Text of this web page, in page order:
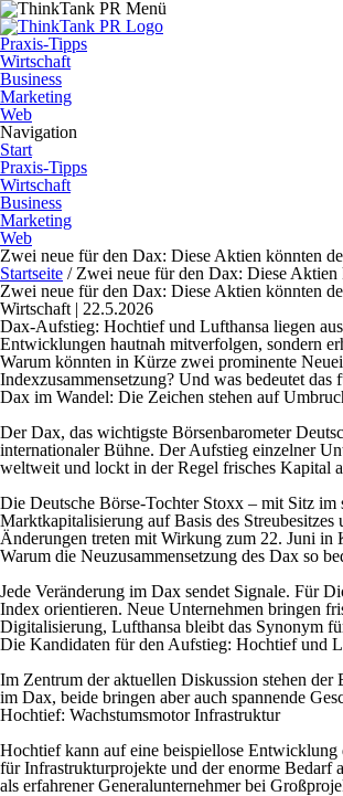
Praxis-Tipps
Wirtschaft
Business
Marketing
Web
Navigation
Start
Praxis-Tipps
Wirtschaft
Business
Marketing
Web
Zwei neue für den Dax: Diese Aktien könnten
Startseite / Zwei neue für den Dax: Diese Aktien
Zwei neue für den Dax: Diese Aktien könnten
Wirtschaft | 22.5.2026
Dax-Aufstieg: Hochtief und Lufthansa liegen
Entwicklungen hautnah mitverfolgen, sondern
Warum könnten in Kürze zwei prominente
Indexzusammensetzung? Und was bedeutet
Dax im Wandel: Die Zeichen stehen auf
Der Dax, das wichtigste Börsenbarometer
internationaler Bühne. Der Aufstieg einzelner
weltweit und lockt in der Regel frisches Kapital
Die Deutsche Börse-Tochter Stoxx – mit Sitz
Marktkapitalisierung auf Basis des
Änderungen treten mit Wirkung zum 22. Juni in
Warum die Neuzusammensetzung des Dax so
Jede Veränderung im Dax sendet Signale. Für
Index orientieren. Neue Unternehmen bringen
Digitalisierung, Lufthansa bleibt das Synonym
Die Kandidaten für den Aufstieg: Hochtief und
Im Zentrum der aktuellen Diskussion stehen
im Dax, beide bringen aber auch spannende
Hochtief: Wachstumsmotor Infrastruktur
Hochtief kann auf eine beispiellose Entwicklung
für Infrastrukturprojekte und der enorme Bedarf
als erfahrener Generalunternehmer bei